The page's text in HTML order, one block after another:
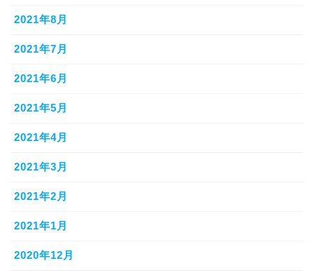
2021年8月
2021年7月
2021年6月
2021年5月
2021年4月
2021年3月
2021年2月
2021年1月
2020年12月